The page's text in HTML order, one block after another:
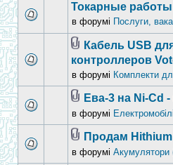
Токарные
в форумі Послуги,
Кабель USB
контроллеров
в форумі Комплекти
Ева-3 на Ni-Cd
в форумі
Продам
в форумі Акумулятори